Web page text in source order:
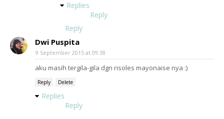
Replies
Reply
Reply
Dwi Puspita
9 September 2015 at 09:38
aku masih tergila-gila dgn risoles mayonaise nya :)
Reply Delete
Replies
Reply